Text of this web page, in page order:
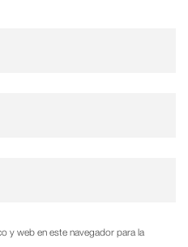
y web en este navegador para la